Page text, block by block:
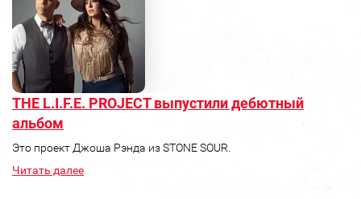
THE L.I.F.E. PROJECT выпустили дебютный
альбом
Это проект Джоша Рэнда из STONE SOUR.
Читать далее